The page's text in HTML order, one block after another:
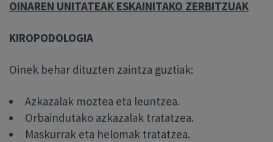
OINAREN UNITATEAK ESKAINITAKO ZERBITZUAK
KIROPODOLOGIA
Oinek behar dituzten zaintza guztiak:
Azkazalak moztea eta leuntzea.
Orbaindutako azkazalak tratatzea.
Maskurrak eta helomak tratatzea.